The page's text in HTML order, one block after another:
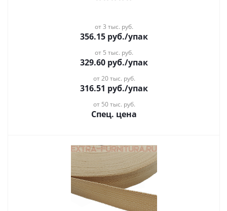
от 3 тыс. руб.
356.15 руб./упак
от 5 тыс. руб.
329.60 руб./упак
от 20 тыс. руб.
316.51 руб./упак
от 50 тыс. руб.
Спец. цена